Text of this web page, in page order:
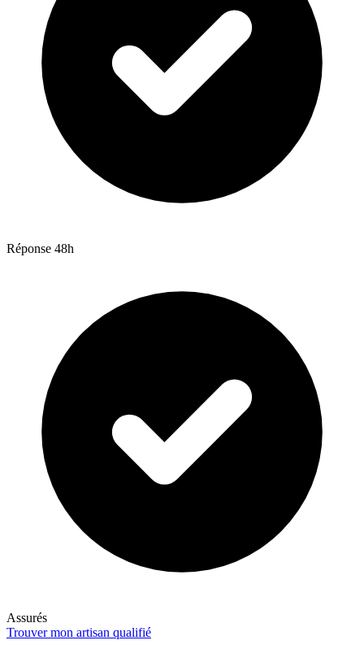
Réponse 48h
Assurés
Trouver mon artisan qualifié